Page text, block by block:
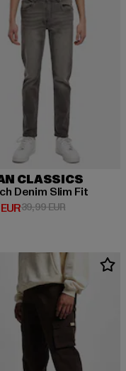
CLASSICS
Denim Slim Fit
Preis: 20,00 EUR
39,99 EURAktionspreis: